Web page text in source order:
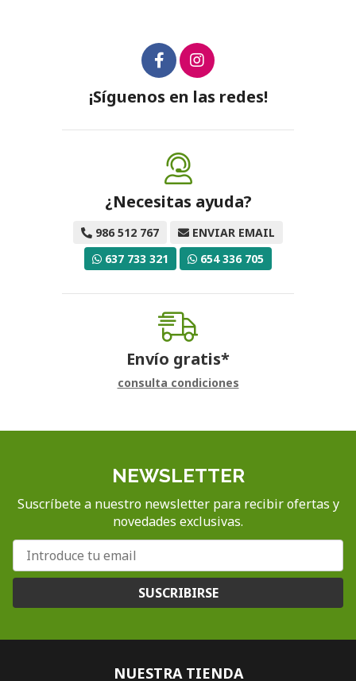
¡Síguenos en las redes!
¿Necesitas ayuda?
986 512 767
ENVIAR EMAIL
637 733 321
654 336 705
Envío gratis*
consulta condiciones
NEWSLETTER
Suscríbete a nuestro newsletter para recibir ofertas y
novedades exclusivas.
SUSCRIBIRSE
NUESTRA TIENDA